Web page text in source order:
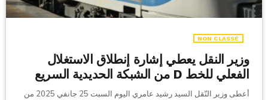
NON CLASSÉ
وزير النقل يعطي إشارة إنطلاق الاستغلال
الفعلي للخط D من الشبكة الحديدية السريع
أعطى وزير النّقل السيد رشيد عامري اليوم السبت 25 جانفي 2025 من